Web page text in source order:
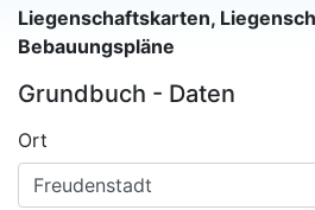
Liegenschaftskarten,
Bebauungspläne
Grundbuch - Daten
Ort